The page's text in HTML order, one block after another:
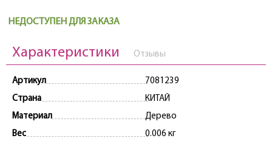
НЕДОСТУПЕН ДЛЯ ЗАКАЗА
Характеристики Отзывы
Артикул
7081239
Страна
КИТАЙ
Материал
Дерево
Вес
0.006 кг